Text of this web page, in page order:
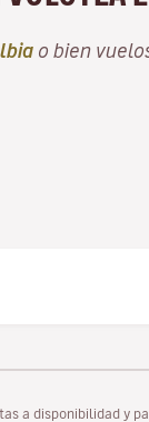
o bien
a disponibilidad y